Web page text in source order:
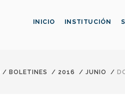
INICIO INSTITUCIÓN
/ BOLETINES / 2016 / JUNIO /